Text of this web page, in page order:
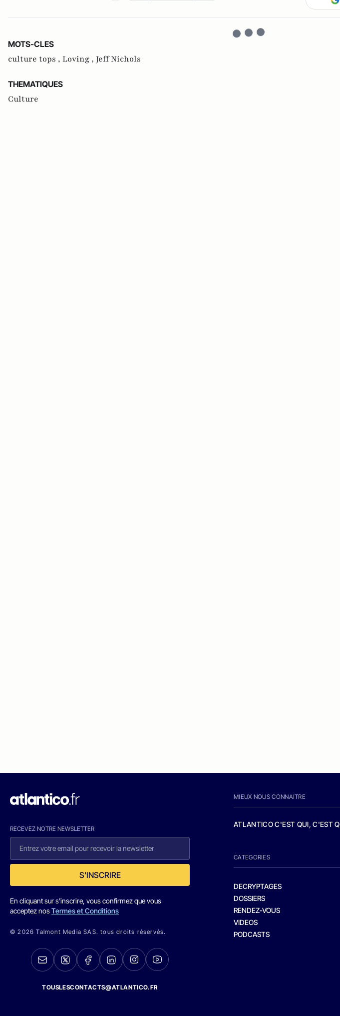
MOTS-CLES
culture tops , Loving , Jeff Nichols
THEMATIQUES
Culture
RECEVEZ NOTRE NEWSLETTER
S'INSCRIRE
En cliquant sur s'inscrire, vous confirmez que vous
acceptez nosTermes et Conditions
© 2026 Talmont Media SAS. tous droits réservés.
TOUSLESCONTACTS@ATLANTICO.FR
MIEUX NOUS CONNAITRE
ATLANTICO C'EST QUI, C'EST
CATEGORIES
DECRYPTAGES
DOSSIERS
RENDEZ-VOUS
VIDEOS
PODCASTS